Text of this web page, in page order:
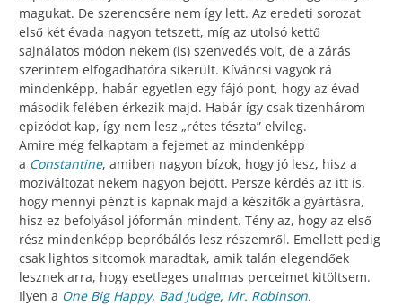
magukat. De szerencsére nem így lett. Az eredeti sorozat
első két évada nagyon tetszett, míg az utolsó kettő
sajnálatos módon nekem (is) szenvedés volt, de a zárás
szerintem elfogadhatóra sikerült. Kíváncsi vagyok rá
mindenképp, habár egyetlen egy fájó pont, hogy az évad
második felében érkezik majd. Habár így csak tizenhárom
epizódot kap, így nem lesz „rétes tészta” elvileg.
Amire még felkaptam a fejemet az mindenképp
a Constantine, amiben nagyon bízok, hogy jó lesz, hisz a
moziváltozat nekem nagyon bejött. Persze kérdés az itt is,
hogy mennyi pénzt is kapnak majd a készítők a gyártásra,
hisz ez befolyásol jóformán mindent. Tény az, hogy az első
rész mindenképp bepróbálós lesz részemről. Emellett pedig
csak lightos sitcomok maradtak, amik talán elegendőek
lesznek arra, hogy esetleges unalmas perceimet kitöltsem.
Ilyen a One Big Happy, Bad Judge, Mr. Robinson.